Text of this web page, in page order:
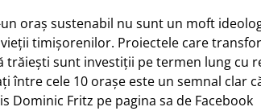
oraș sustenabil nu sunt un moft
timișorenilor. Proiectele care
trăiești sunt investiții pe termen lung cu
între cele 10 orașe este un semnal clar
Dominic Fritz pe pagina sa de Facebook